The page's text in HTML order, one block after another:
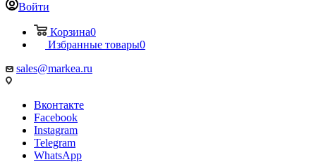
Войти
Корзина0
Избранные товары0
sales@markea.ru
Вконтакте
Facebook
Instagram
Telegram
WhatsApp